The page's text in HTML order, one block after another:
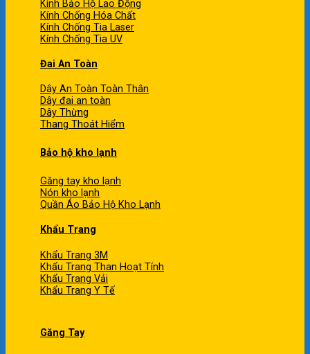
Kính Bảo Hộ Lao Động
Kính Chống Hóa Chất
Kính Chống Tia Laser
Kính Chống Tia UV
Đai An Toàn
Dây An Toàn Toàn Thân
Dây đai an toàn
Dây Thừng
Thang Thoát Hiểm
Bảo hộ kho lạnh
Găng tay kho lạnh
Nón kho lạnh
Quần Áo Bảo Hộ Kho Lạnh
Khẩu Trang
Khẩu Trang 3M
Khẩu Trang Than Hoạt Tính
Khẩu Trang Vải
Khẩu Trang Y Tế
Găng Tay